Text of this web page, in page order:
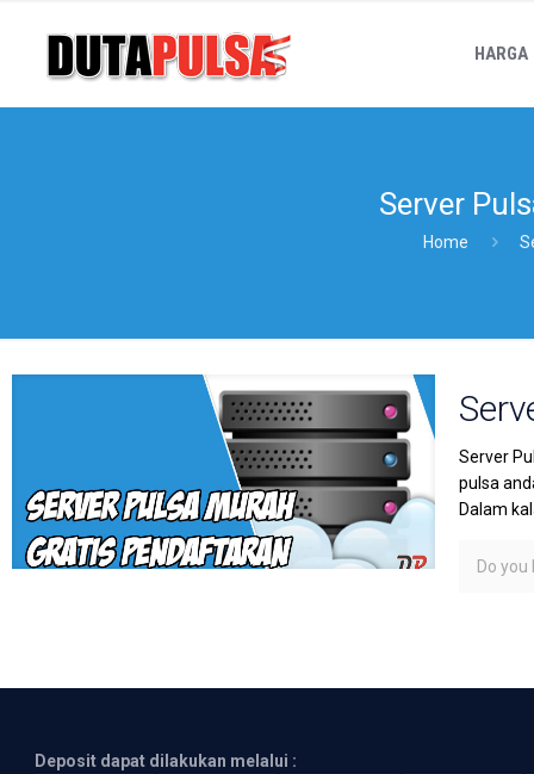
HARGA
Server
Home
Server
pulsa
Dalam
Do you
Deposit dapat dilakukan melalui :